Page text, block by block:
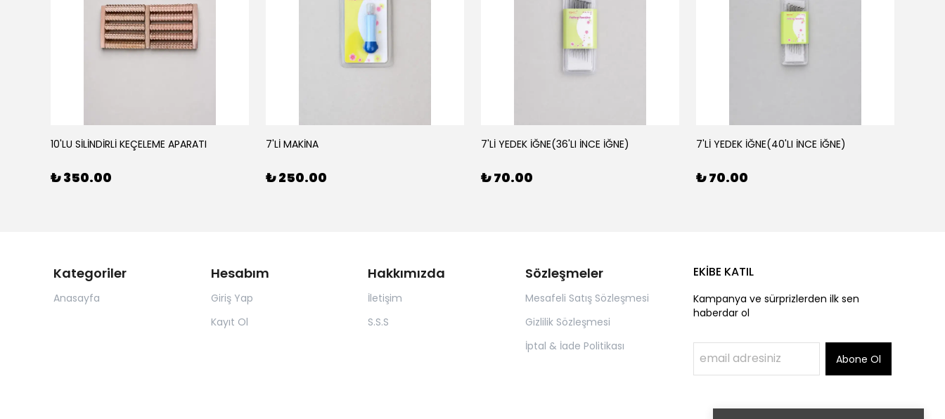
10'LU SİLİNDİRLİ KEÇELEME APARATI
₺ 350.00
7'Lİ MAKİNA
₺ 250.00
7'Lİ YEDEK İĞNE(36'LI İNCE İĞNE)
₺ 70.00
7'Lİ YEDEK İĞNE(40'LI İNCE İĞNE)
₺ 70.00
Kategoriler
Anasayfa
Hesabım
Giriş Yap
Kayıt Ol
Hakkımızda
İletişim
S.S.S
Sözleşmeler
Mesafeli Satış Sözleşmesi
Gizlilik Sözleşmesi
İptal & İade Politikası
EKİBE KATIL
Kampanya ve sürprizlerden ilk sen
haberdar ol
Abone Ol